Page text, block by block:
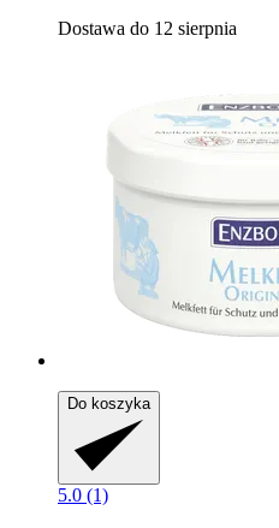
Dostawa do 12 sierpnia
Do koszyka
5.0 (1)